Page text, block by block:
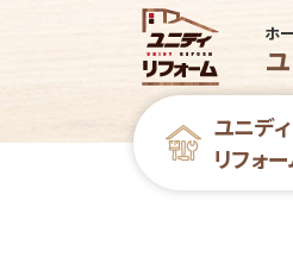
ホ
ユニデ
リフォ